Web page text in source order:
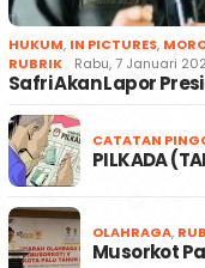
HUKUM, IN PICTURES,
RUBRIK
Rabu, 7 Januari
Safri Akan Lapor
CATATAN
PILKADA
OLAHRAGA,
Musorkot